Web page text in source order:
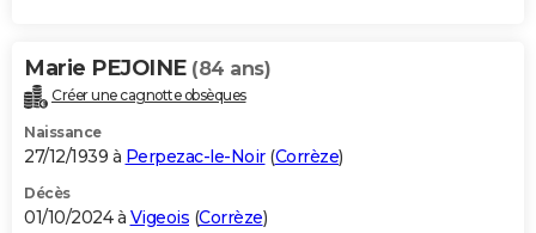
Marie PEJOINE (84 ans)
Créer une cagnotte obsèques
Naissance
27/12/1939 à Perpezac-le-Noir(Corrèze)
Décès
01/10/2024 à Vigeois (Corrèze)